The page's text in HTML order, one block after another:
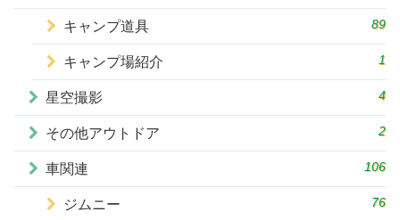
キャンプ道具 89
キャンプ場紹介 1
星空撮影 4
その他アウトドア 2
車関連 106
ジムニー 76